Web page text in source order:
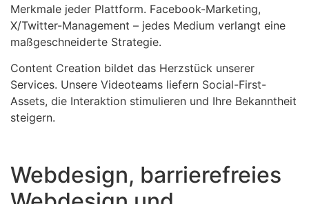
Merkmale jeder Plattform. Facebook-Marketing,
X/Twitter-Management – jedes Medium verlangt eine
maßgeschneiderte Strategie.
Content Creation bildet das Herzstück unserer
Services. Unsere Videoteams liefern Social-First-
Assets, die Interaktion stimulieren und Ihre Bekanntheit
steigern.
Webdesign, barrierefreies